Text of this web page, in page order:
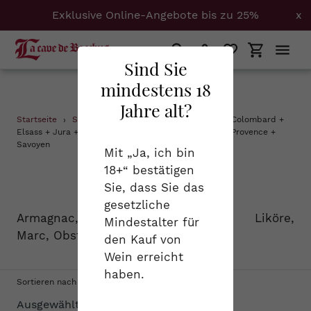
Sind Sie
mindestens 18
Jahre alt?
Mit „Ja, ich bin
18+“ bestätigen
Sie, dass Sie das
gesetzliche
Mindestalter für
den Kauf von
Wein erreicht
haben.
Direkt
zum
Inhalt
Exklusive Online-Angebote bis zu 25% x
Einloggen
Startseite › Spirituosen ›
Armagnac + Calvados + Colombard +
Elsass + Jura + Pinot Noir + Pinot noir + Pinot-Noir + Provence +
Savoyen
S
a
m
m
Spirituosen
Armagnac, Cognac, Calvados, Liköre,
Marc, Obstbrand...
Sortieren nach